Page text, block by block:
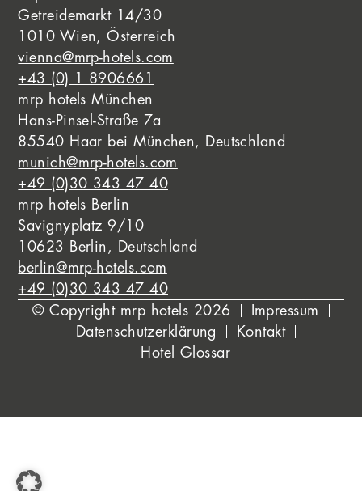
Getreidemarkt 14/30
1010 Wien, Österreich
vienna@mrp-hotels.com
+43 (0) 1 8906661
mrp hotels München
Hans-Pinsel-Straße 7a
85540 Haar bei München, Deutschland
munich@mrp-hotels.com
+49 (0)30 343 47 40
mrp hotels Berlin
Savignyplatz 9/10
10623 Berlin, Deutschland
berlin@mrp-hotels.com
+49 (0)30 343 47 40
© Copyright mrp hotels 2026
Impressum
Datenschutzerklärung
Kontakt
Hotel Glossar